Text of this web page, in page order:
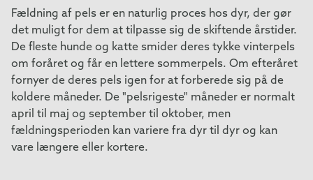
Fældning af pels er en naturlig proces hos dyr, der gør
det muligt for dem at tilpasse sig de skiftende årstider.
De fleste hunde og katte smider deres tykke vinterpels
om foråret og får en lettere sommerpels. Om efteråret
fornyer de deres pels igen for at forberede sig på de
koldere måneder. De "pelsrigeste" måneder er normalt
april til maj og september til oktober, men
fældningsperioden kan variere fra dyr til dyr og kan
vare længere eller kortere.